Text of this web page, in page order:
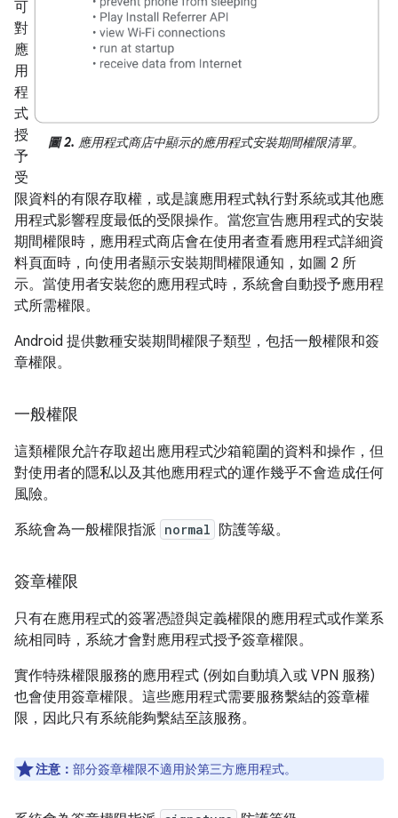
圖 2. 應用程式商店中顯示的應用程式安裝期間權限清單。
可
對
應
用
程
式
授
予
受
限資料的有限存取權，或是讓應用程式執行對系統或其他應
用程式影響程度最低的受限操作。當您宣告應用程式的安裝
期間權限時，應用程式商店會在使用者查看應用程式詳細資
料頁面時，向使用者顯示安裝期間權限通知，如圖 2 所
示。當使用者安裝您的應用程式時，系統會自動授予應用程
式所需權限。
Android 提供數種安裝期間權限子類型，包括一般權限和簽
章權限。
一般權限
這類權限允許存取超出應用程式沙箱範圍的資料和操作，但
對使用者的隱私以及其他應用程式的運作幾乎不會造成任何
風險。
系統會為一般權限指派 normal 防護等級。
簽章權限
只有在應用程式的簽署憑證與定義權限的應用程式或作業系
統相同時，系統才會對應用程式授予簽章權限。
實作特殊權限服務的應用程式 (例如自動填入或 VPN 服務)
也會使用簽章權限。這些應用程式需要服務繫結的簽章權
限，因此只有系統能夠繫結至該服務。
注意： 部分簽章權限不適用於第三方應用程式。